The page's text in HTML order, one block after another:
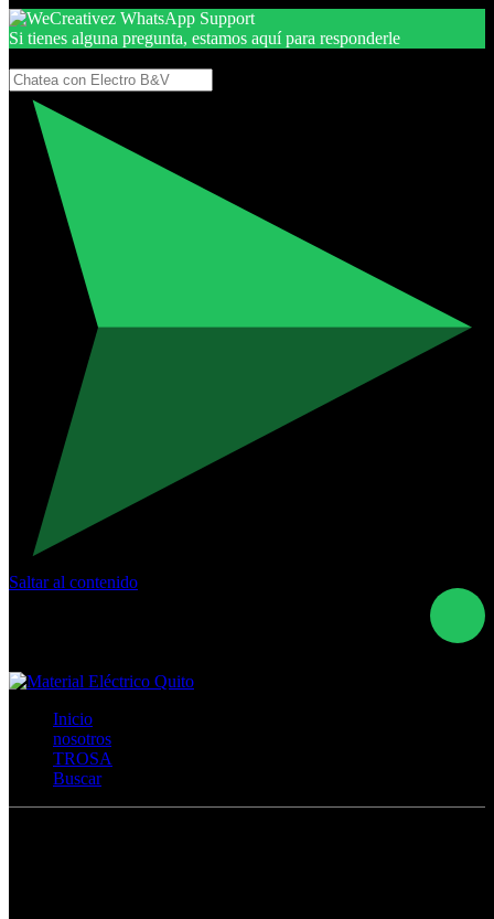
Si tienes alguna pregunta, estamos aquí para responderle
Saltar al contenido
Inicio
nosotros
TROSA
Buscar